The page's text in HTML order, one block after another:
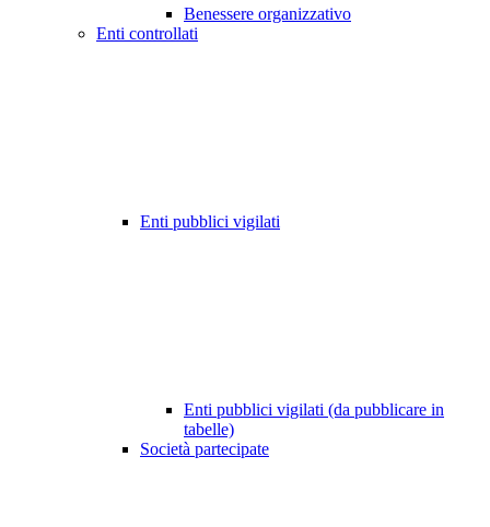
Benessere organizzativo
Enti controllati
Enti pubblici vigilati
Enti pubblici vigilati (da pubblicare in
tabelle)
Società partecipate